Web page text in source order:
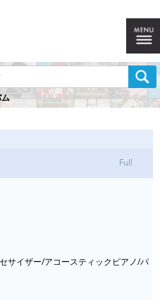
Full
サイザー/アコースティックピアノ/パ